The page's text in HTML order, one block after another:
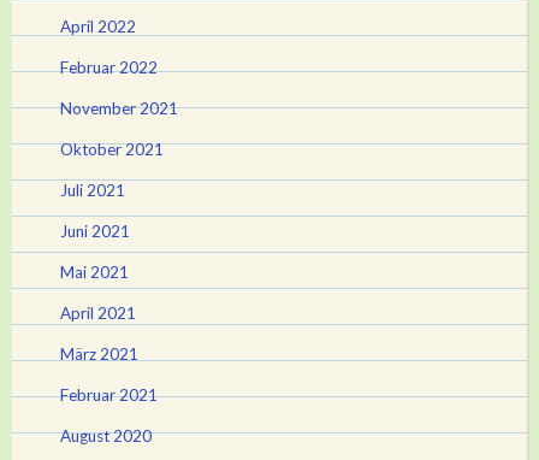
April 2022
Februar 2022
November 2021
Oktober 2021
Juli 2021
Juni 2021
Mai 2021
April 2021
März 2021
Februar 2021
August 2020